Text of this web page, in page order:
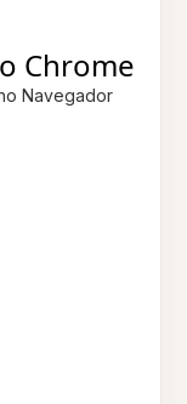
Chrome
Navegador